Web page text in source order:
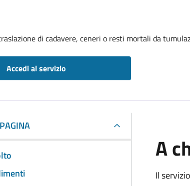
di cadavere, ceneri o resti mortali da
Accedi al servizio
A
Il